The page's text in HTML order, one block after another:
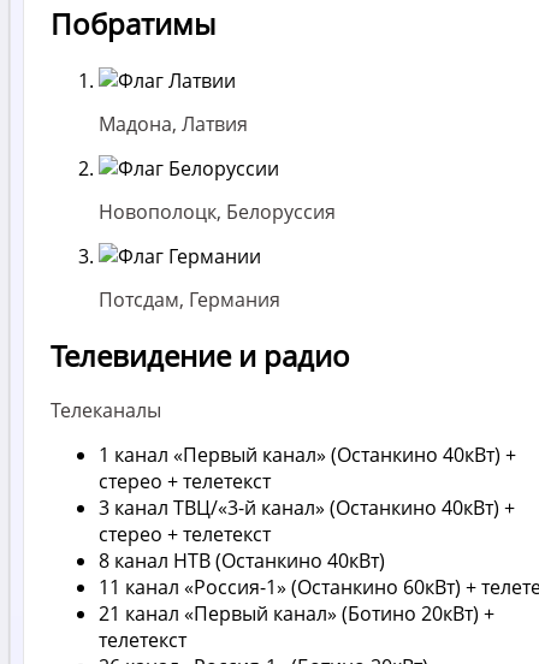
Побратимы
Мадона, Латвия
Новополоцк, Белоруссия
Потсдам, Германия
Телевидение и радио
Телеканалы
1 канал «Первый канал» (Останкино 40кВт) +
стерео + телетекст
3 канал ТВЦ/«3-й канал» (Останкино 40кВт) +
стерео + телетекст
8 канал НТВ (Останкино 40кВт)
11 канал «Россия-1» (Останкино 60кВт) +
21 канал «Первый канал» (Ботино 20кВт) +
телетекст